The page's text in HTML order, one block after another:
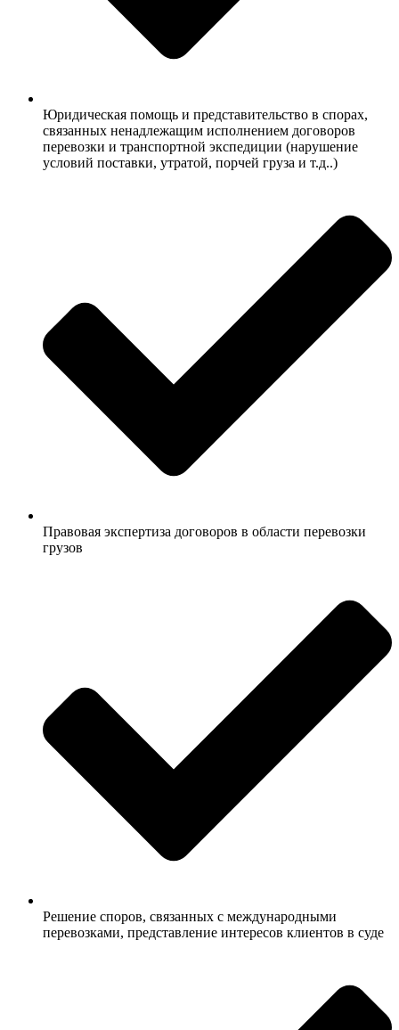
Юридическая помощь и представительство в спорах,
связанных ненадлежащим исполнением договоров
перевозки и транспортной экспедиции (нарушение
условий поставки, утратой, порчей груза и т.д..)
Правовая экспертиза договоров в области перевозки
грузов
Решение споров, связанных с международными
перевозками, представление интересов клиентов в суде